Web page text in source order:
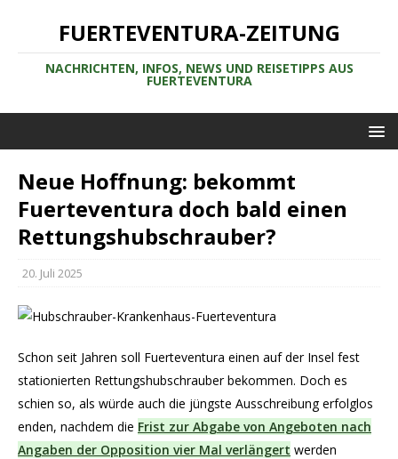
FUERTEVENTURA-ZEITUNG
NACHRICHTEN, INFOS, NEWS UND REISETIPPS AUS
FUERTEVENTURA
Neue Hoffnung: bekommt
Fuerteventura doch bald einen
Rettungshubschrauber?
20. Juli 2025
Schon seit Jahren soll Fuerteventura einen auf der Insel fest
stationierten Rettungshubschrauber bekommen. Doch es
schien so, als würde auch die jüngste Ausschreibung erfolglos
enden, nachdem die Frist zur Abgabe von Angeboten nach
Angaben der Opposition vier Mal verlängert werden